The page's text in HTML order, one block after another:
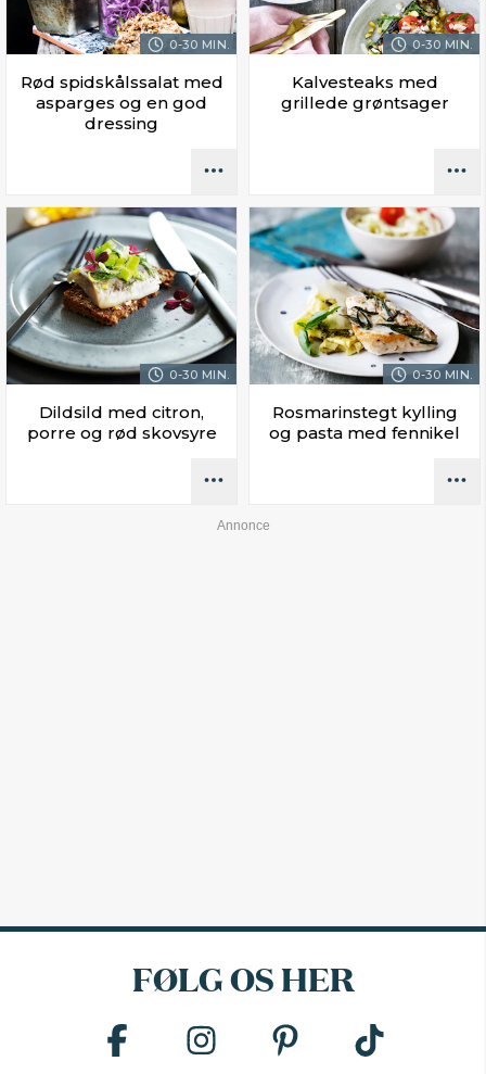
0-30 MIN.
Rød spidskålssalat med
asparges og en god
dressing
0-30 MIN.
Kalvesteaks med
grillede grøntsager
0-30 MIN.
Dildsild med citron,
porre og rød skovsyre
0-30 MIN.
Rosmarinstegt kylling
og pasta med fennikel
FØLG OS HER